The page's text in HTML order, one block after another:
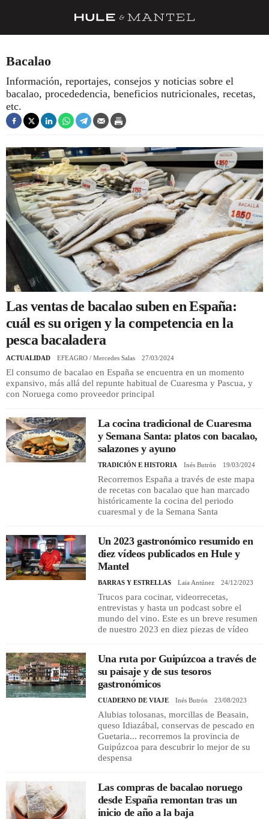
DESPENSA
BARRAS Y ESTRELLAS
ÍDOLOS DE MESAS
CUADERNO DE VIAJE
TRADICIÓN
MENÚ DEL DÍA
A CUCHILLO
REGISTRO
INICIAR SESIÓN
Bacalao
Información, reportajes, consejos y noticias sobre el
bacalao, procededencia, beneficios nutricionales, recetas,
etc.
Las ventas de bacalao suben en España:
cuál es su origen y la competencia en la
pesca bacaladera
ACTUALIDAD EFEAGRO / Mercedes Salas 27/03/2024
El consumo de bacalao en España se encuentra en un momento
expansivo, más allá del repunte habitual de Cuaresma y Pascua, y
con Noruega como proveedor principal
La cocina tradicional de Cuaresma
y Semana Santa: platos con bacalao,
salazones y ayuno
TRADICIÓN E HISTORIA Inés Butrón 19/03/2024
Recorremos España a través de este mapa
de recetas con bacalao que han marcado
históricamente la cocina del periodo
cuaresmal y de la Semana Santa
Un 2023 gastronómico resumido en
diez vídeos publicados en Hule y
Mantel
BARRAS Y ESTRELLAS Laia Antúnez 24/12/2023
Trucos para cocinar, videorrecetas,
entrevistas y hasta un podcast sobre el
mundo del vino. Este es un breve resumen
de nuestro 2023 en diez piezas de vídeo
Una ruta por Guipúzcoa a través de
su paisaje y de sus tesoros
gastronómicos
CUADERNO DE VIAJE Inés Butrón 23/08/2023
Alubias tolosanas, morcillas de Beasain,
queso Idiazábal, conservas de pescado en
Guetaria... recorremos la provincia de
Guipúzcoa para descubrir lo mejor de su
despensa
Las compras de bacalao noruego
desde España remontan tras un
inicio de año a la baja